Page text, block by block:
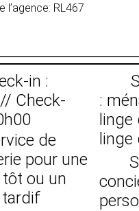
l’agence: RL467
in :
Check-
de
pour une
ou un
: